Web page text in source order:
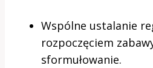
Wspólne ustalanie
rozpoczęciem
sformułowanie.